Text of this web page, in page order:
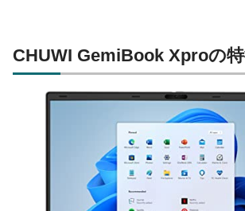
CHUWI GemiBook Xproの